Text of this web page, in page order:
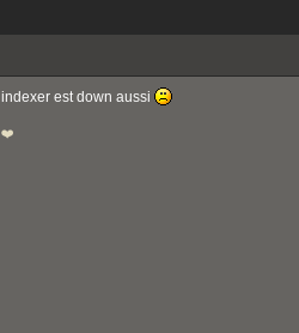
est down aussi
❤️